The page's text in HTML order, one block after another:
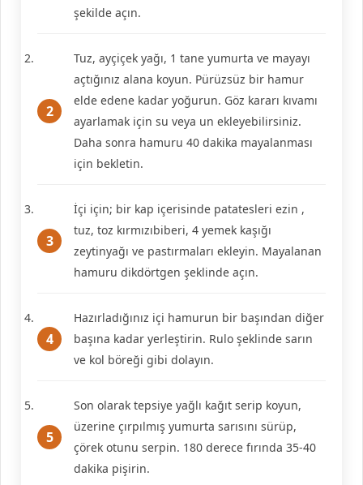
şekilde açın.
Tuz, ayçiçek yağı, 1 tane yumurta ve mayayı
açtığınız alana koyun. Pürüzsüz bir hamur
elde edene kadar yoğurun. Göz kararı kıvamı
ayarlamak için su veya un ekleyebilirsiniz.
Daha sonra hamuru 40 dakika mayalanması
için bekletin.
İçi için; bir kap içerisinde patatesleri ezin ,
tuz, toz kırmızıbiberi, 4 yemek kaşığı
zeytinyağı ve pastırmaları ekleyin. Mayalanan
hamuru dikdörtgen şeklinde açın.
Hazırladığınız içi hamurun bir başından diğer
başına kadar yerleştirin. Rulo şeklinde sarın
ve kol böreği gibi dolayın.
Son olarak tepsiye yağlı kağıt serip koyun,
üzerine çırpılmış yumurta sarısını sürüp,
çörek otunu serpin. 180 derece fırında 35-40
dakika pişirin.